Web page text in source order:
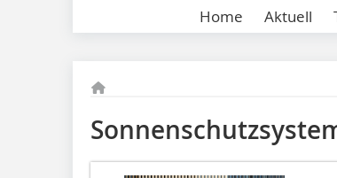
Home Aktuell